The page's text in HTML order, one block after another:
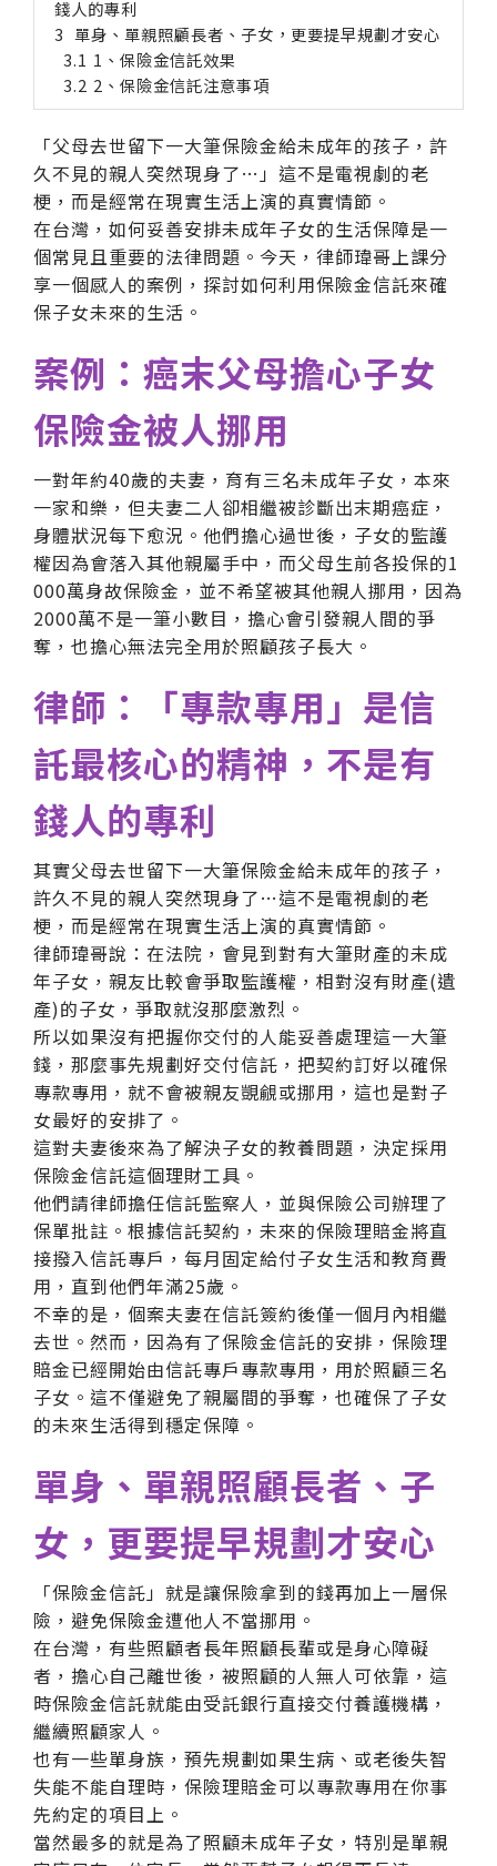
錢人的專利
單身、單親照顧長者、子女，更要提早規劃才安心
1、保險金信託效果
2、保險金信託注意事項
「父母去世留下一大筆保險金給未成年的孩子，許
久不見的親人突然現身了…」這不是電視劇的老
梗，而是經常在現實生活上演的真實情節。
在台灣，如何妥善安排未成年子女的生活保障是一
個常見且重要的法律問題。今天，律師瑋哥上課分
享一個感人的案例，探討如何利用保險金信託來確
保子女未來的生活。
案例：癌末父母擔心子女
保險金被人挪用
一對年約40歲的夫妻，育有三名未成年子女，本來
一家和樂，但夫妻二人卻相繼被診斷出末期癌症，
身體狀況每下愈況。他們擔心過世後，子女的監護
權因為會落入其他親屬手中，而父母生前各投保的1
000萬身故保險金，並不希望被其他親人挪用，因為
2000萬不是一筆小數目，擔心會引發親人間的爭
奪，也擔心無法完全用於照顧孩子長大。
律師：「專款專用」是信
託最核心的精神，不是有
錢人的專利
其實父母去世留下一大筆保險金給未成年的孩子，
許久不見的親人突然現身了…這不是電視劇的老
梗，而是經常在現實生活上演的真實情節。
律師瑋哥說：在法院，會見到對有大筆財產的未成
年子女，親友比較會爭取監護權，相對沒有財產(遺
產)的子女，爭取就沒那麼激烈。
所以如果沒有把握你交付的人能妥善處理這一大筆
錢，那麼事先規劃好交付信託，把契約訂好以確保
專款專用，就不會被親友覬覦或挪用，這也是對子
女最好的安排了。
這對夫妻後來為了解決子女的教養問題，決定採用
保險金信託這個理財工具。
他們請律師擔任信託監察人，並與保險公司辦理了
保單批註。根據信託契約，未來的保險理賠金將直
接撥入信託專戶，每月固定給付子女生活和教育費
用，直到他們年滿25歲。
不幸的是，個案夫妻在信託簽約後僅一個月內相繼
去世。然而，因為有了保險金信託的安排，保險理
賠金已經開始由信託專戶專款專用，用於照顧三名
子女。這不僅避免了親屬間的爭奪，也確保了子女
的未來生活得到穩定保障。
單身、單親照顧長者、子
女，更要提早規劃才安心
「保險金信託」就是讓保險拿到的錢再加上一層保
險，避免保險金遭他人不當挪用。
在台灣，有些照顧者長年照顧長輩或是身心障礙
者，擔心自己離世後，被照顧的人無人可依靠，這
時保險金信託就能由受託銀行直接交付養護機構，
繼續照顧家人。
也有一些單身族，預先規劃如果生病、或老後失智
失能不能自理時，保險理賠金可以專款專用在你事
先約定的項目上。
當然最多的就是為了照顧未成年子女，特別是單親